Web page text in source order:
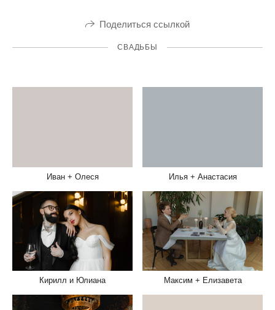
Поделиться ссылкой
СВАДЬБЫ
Иван + Олеся Илья + Анастасия
Кирилл и Юлиана Максим + Елизавета